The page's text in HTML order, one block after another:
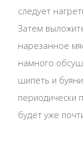
следует
Затем
нарезанное
намного
шипеть и
периодически
будет уже